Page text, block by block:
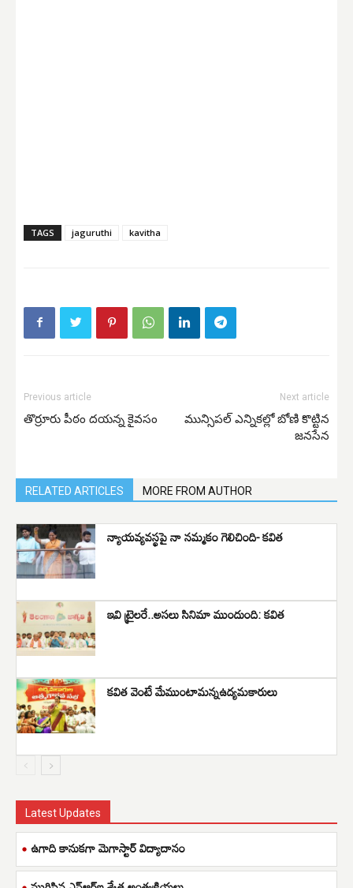
TAGS jaguruthi kavitha
Previous article
తొర్రూరు పీఠం దయన్న కైవసం
Next article
మున్సిపల్ ఎన్నికల్లో బోణి కొట్టిన
జనసేన
RELATED ARTICLES MORE FROM AUTHOR
న్యాయవ్యవస్థపై నా నమ్మకం గెలిచింది- కవిత
ఇవి ట్రైలరే..అసలు సినిమా ముందుంది: కవిత
కవిత వెంటే మేముంటామన్నఉద్యమకారులు
Latest Updates
ఉగాది కానుకగా మెగాస్టార్ విద్యాదానం